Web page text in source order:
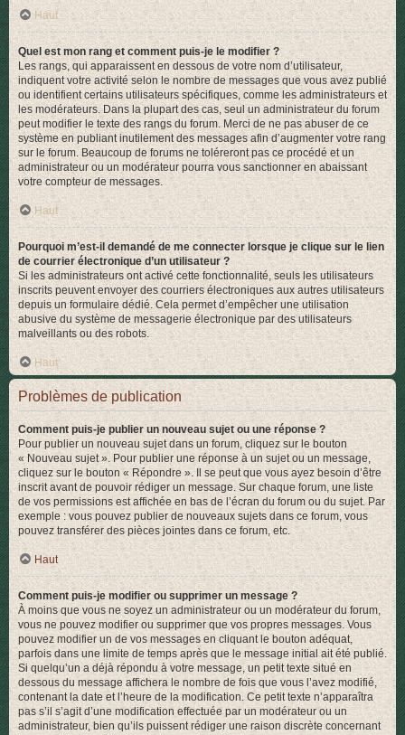
Haut
Quel est mon rang et comment puis-je le modifier ?
Les rangs, qui apparaissent en dessous de votre nom d’utilisateur,
indiquent votre activité selon le nombre de messages que vous avez publié
ou identifient certains utilisateurs spécifiques, comme les administrateurs et
les modérateurs. Dans la plupart des cas, seul un administrateur du forum
peut modifier le texte des rangs du forum. Merci de ne pas abuser de ce
système en publiant inutilement des messages afin d’augmenter votre rang
sur le forum. Beaucoup de forums ne toléreront pas ce procédé et un
administrateur ou un modérateur pourra vous sanctionner en abaissant
votre compteur de messages.
Haut
Pourquoi m’est-il demandé de me connecter lorsque je clique sur le lien
de courrier électronique d’un utilisateur ?
Si les administrateurs ont activé cette fonctionnalité, seuls les utilisateurs
inscrits peuvent envoyer des courriers électroniques aux autres utilisateurs
depuis un formulaire dédié. Cela permet d’empêcher une utilisation
abusive du système de messagerie électronique par des utilisateurs
malveillants ou des robots.
Haut
Problèmes de publication
Comment puis-je publier un nouveau sujet ou une réponse ?
Pour publier un nouveau sujet dans un forum, cliquez sur le bouton
« Nouveau sujet ». Pour publier une réponse à un sujet ou un message,
cliquez sur le bouton « Répondre ». Il se peut que vous ayez besoin d’être
inscrit avant de pouvoir rédiger un message. Sur chaque forum, une liste
de vos permissions est affichée en bas de l’écran du forum ou du sujet. Par
exemple : vous pouvez publier de nouveaux sujets dans ce forum, vous
pouvez transférer des pièces jointes dans ce forum, etc.
Haut
Comment puis-je modifier ou supprimer un message ?
À moins que vous ne soyez un administrateur ou un modérateur du forum,
vous ne pouvez modifier ou supprimer que vos propres messages. Vous
pouvez modifier un de vos messages en cliquant le bouton adéquat,
parfois dans une limite de temps après que le message initial ait été publié.
Si quelqu’un a déjà répondu à votre message, un petit texte situé en
dessous du message affichera le nombre de fois que vous l’avez modifié,
contenant la date et l’heure de la modification. Ce petit texte n’apparaîtra
pas s’il s’agit d’une modification effectuée par un modérateur ou un
administrateur, bien qu’ils puissent rédiger une raison discrète concernant